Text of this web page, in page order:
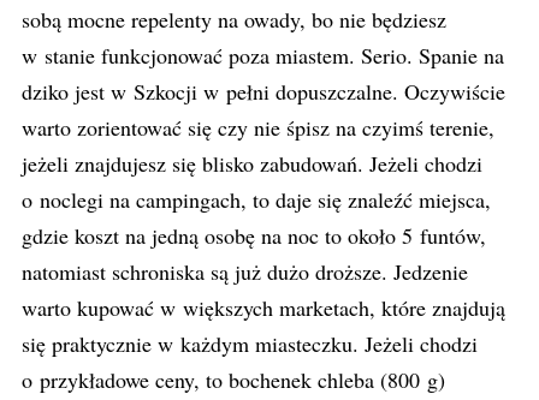
sobą mocne repelenty na owady, bo nie będziesz
w stanie funkcjonować poza miastem. Serio. Spanie na
dziko jest w Szkocji w pełni dopuszczalne. Oczywiście
warto zorientować się czy nie śpisz na czyimś terenie,
jeżeli znajdujesz się blisko zabudowań. Jeżeli chodzi
o noclegi na campingach, to daje się znaleźć miejsca,
gdzie koszt na jedną osobę na noc to około 5 funtów,
natomiast schroniska są już dużo droższe. Jedzenie
warto kupować w większych marketach, które znajdują
się praktycznie w każdym miasteczku. Jeżeli chodzi
o przykładowe ceny, to bochenek chleba (800 g)